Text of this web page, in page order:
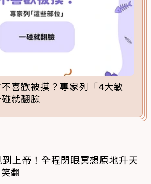
喜歡被摸？專家列「4大敏
就翻臉
上帝！全程閉眼冥想原地升天
翻